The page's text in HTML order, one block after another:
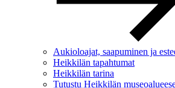
Aukioloajat, saapuminen ja
Heikkilän tapahtumat
Heikkilän tarina
Tutustu Heikkilän